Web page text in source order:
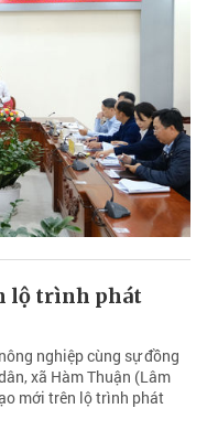
lộ trình phát
nghiệp cùng sự đồng
xã Hàm Thuận (Lâm
mới trên lộ trình phát